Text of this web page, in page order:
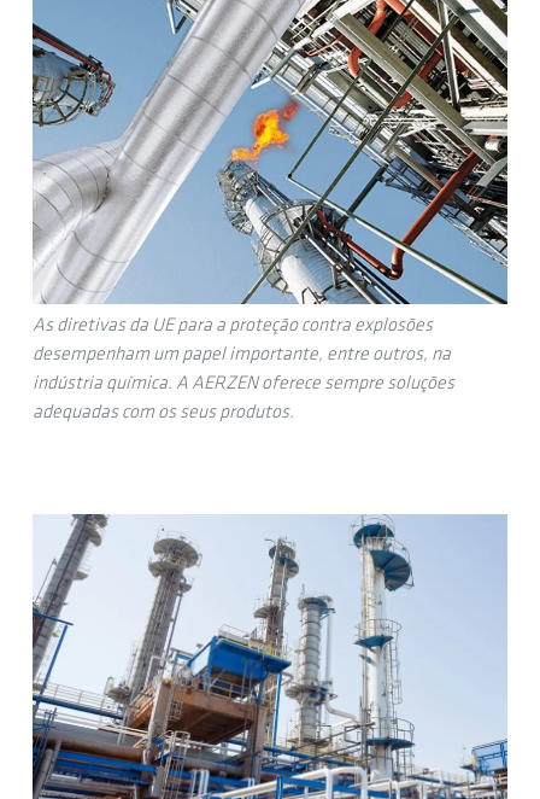
As diretivas da UE para a proteção contra explosões
desempenham um papel importante, entre outros, na
indústria química. A AERZEN oferece sempre soluções
adequadas com os seus produtos.